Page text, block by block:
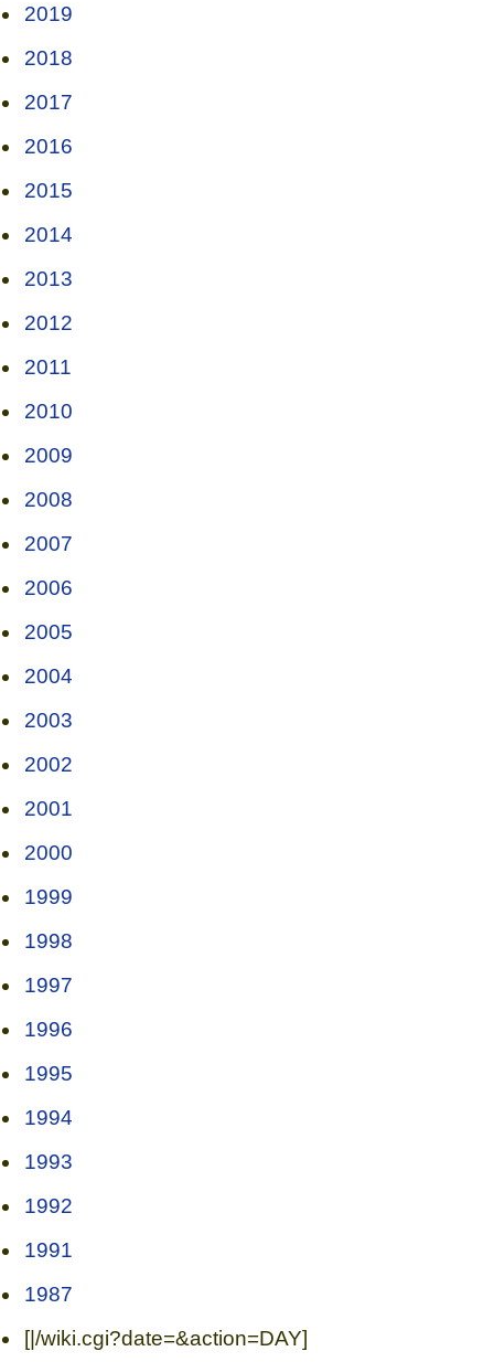
2019
2018
2017
2016
2015
2014
2013
2012
2011
2010
2009
2008
2007
2006
2005
2004
2003
2002
2001
2000
1999
1998
1997
1996
1995
1994
1993
1992
1991
1987
[|/wiki.cgi?date=&action=DAY]